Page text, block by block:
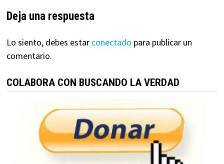
Deja una respuesta
Lo siento, debes estar conectado para publicar un
comentario.
COLABORA CON BUSCANDO LA VERDAD